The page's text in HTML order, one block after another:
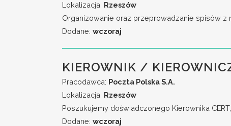
Lokalizacja: Rzeszów
Organizowanie oraz przeprowadzanie spisów z
Dodane: wczoraj
KIEROWNIK /
Pracodawca: Poczta Polska S.A.
Lokalizacja: Rzeszów
Poszukujemy doświadczonego Kierownika
Dodane: wczoraj